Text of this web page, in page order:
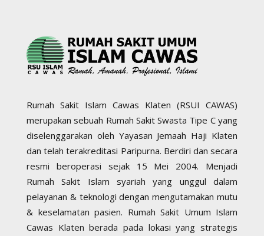
Rumah Sakit Islam Cawas Klaten (RSUI CAWAS)
merupakan sebuah Rumah Sakit Swasta Tipe C yang
diselenggarakan oleh Yayasan Jemaah Haji Klaten
dan telah terakreditasi Paripurna. Berdiri dan secara
resmi beroperasi sejak 15 Mei 2004. Menjadi
Rumah Sakit Islam syariah yang unggul dalam
pelayanan & teknologi dengan mengutamakan mutu
& keselamatan pasien. Rumah Sakit Umum Islam
Cawas Klaten berada pada lokasi yang strategis